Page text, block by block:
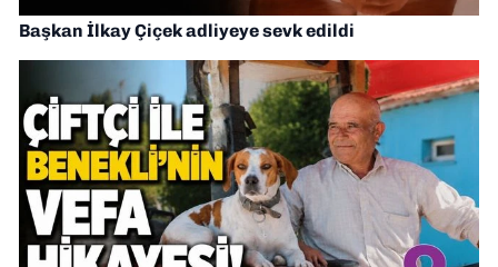
Başkan İlkay Çiçek adliyeye sevk edildi